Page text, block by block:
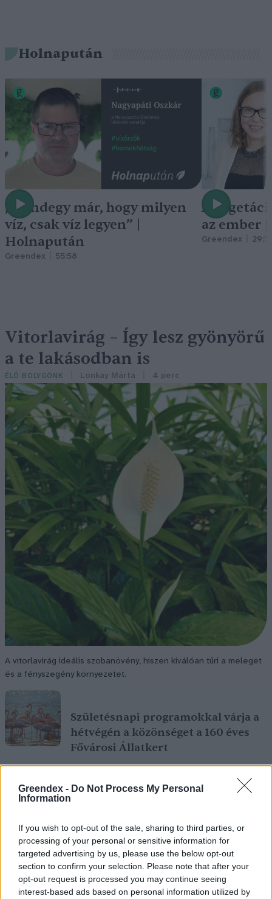
Greendex - Do Not Process My Personal
Information
If you wish to opt-out of the sale, sharing to third parties, or
processing of your personal or sensitive information for
targeted advertising by us, please use the below opt-out
section to confirm your selection. Please note that after your
opt-out request is processed you may continue seeing
interest-based ads based on personal information utilized by
Holnapután
„Mindegy már, hogy milyen
víz, csak víz legyen” |
Holnapután
Greendex 55:58
A
az ember
Greendex
Vitorlavirág – Így lesz gyönyörű
a te lakásodban is
ÉLŐ BOLYGÓNK Lonkay Márta 4 perc
A vitorlavirág ideális szobanövény, hiszen kiválóan tűri a meleget
és a fényszegény környezetet.
Születésnapi programokkal várja a
hétvégén a közönséget a 160 éves
Fővárosi Állatkert
SZEMLE